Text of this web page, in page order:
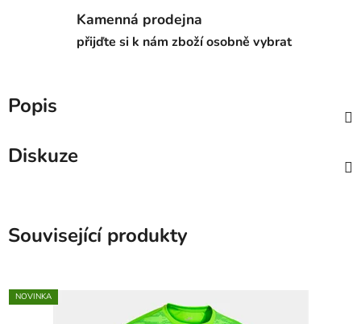
Kamenná prodejna
přijďte si k nám zboží osobně vybrat
Popis
Diskuze
Související produkty
NOVINKA